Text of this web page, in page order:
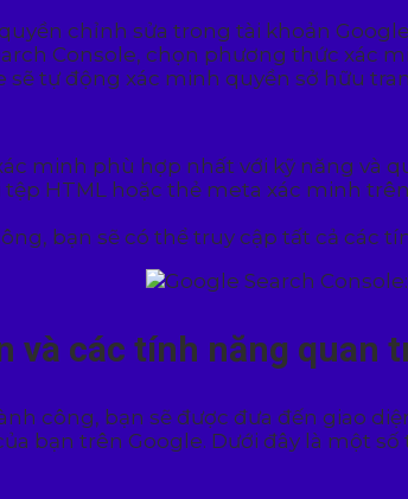
chỉnh sửa trong tài khoản
Console, chọn phương thức xác
sẽ tự động xác minh quyền sở hữu
minh phù hợp nhất với kỹ năng và
HTML hoặc thẻ meta xác minh
bạn sẽ có thể truy cập tất cả các
và các tính năng quan
công, bạn sẽ được đưa đến giao
bạn trên Google. Dưới đây là một